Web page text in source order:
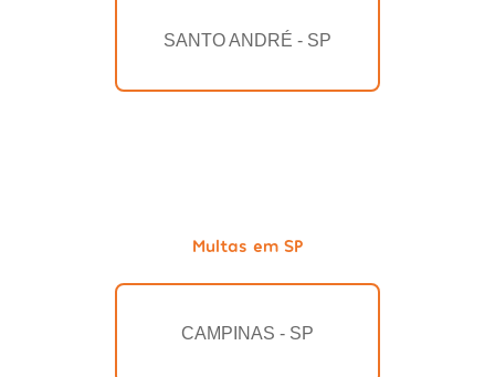
SANTO ANDRÉ - SP
Multas em SP
CAMPINAS - SP